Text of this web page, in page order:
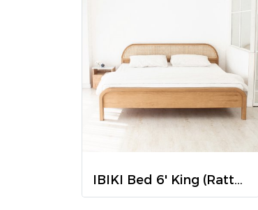
IBIKI Bed 6' King (Rattan)